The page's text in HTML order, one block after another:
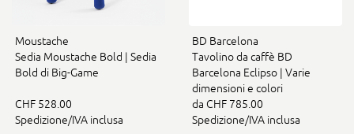
Moustache
Sedia Moustache Bold | Sedia
Bold di Big-Game
CHF 528.00
Spedizione/IVA inclusa
BD Barcelona
Tavolino da caffè BD
Barcelona Eclipso | Varie
dimensioni e colori
da CHF 785.00
Spedizione/IVA inclusa